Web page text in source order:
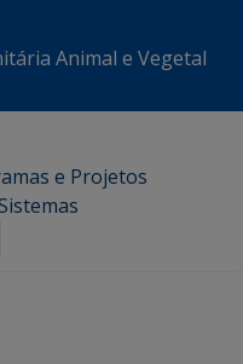
Animal e Vegetal
e Projetos